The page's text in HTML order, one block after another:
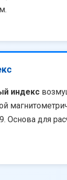
индекс
Основа для